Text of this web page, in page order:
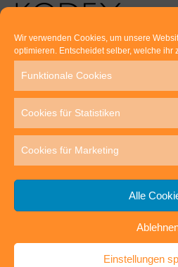
Wir verwenden Cookies, um unsere
optimieren. Entscheidet selber, welche ihr
Funktionale Cookies
Cookies für Statistiken
Cookies für Marketing
Alle
Einstellungen
Euer direkter
Thomas Rathay und
70563
post@outdoor-
IMPRESSUM